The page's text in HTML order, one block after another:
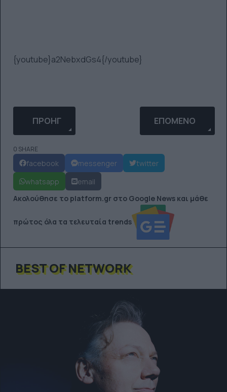
{youtube}a2NebxdGs4{/youtube}
ΠΡΟΗΓΟΎΜΕΝΟ ΆΡΘΡΟ: NΈΟ ΤΡΑΓΟΎΔΙ ΑΠΌ ΤΟΥΣ
ΠΡΟΗΓ ΕΠΌΜΕΝΟ ΆΡΘΡΟ:
ΕΠΌΜΕΝΟ
0 SHARE
facebook messenger
twitter
whatsapp
email
Ακολούθησε το platform.gr στο Google News και μάθε
πρώτος όλα τα τελευταία trends
BEST OF NETWORK